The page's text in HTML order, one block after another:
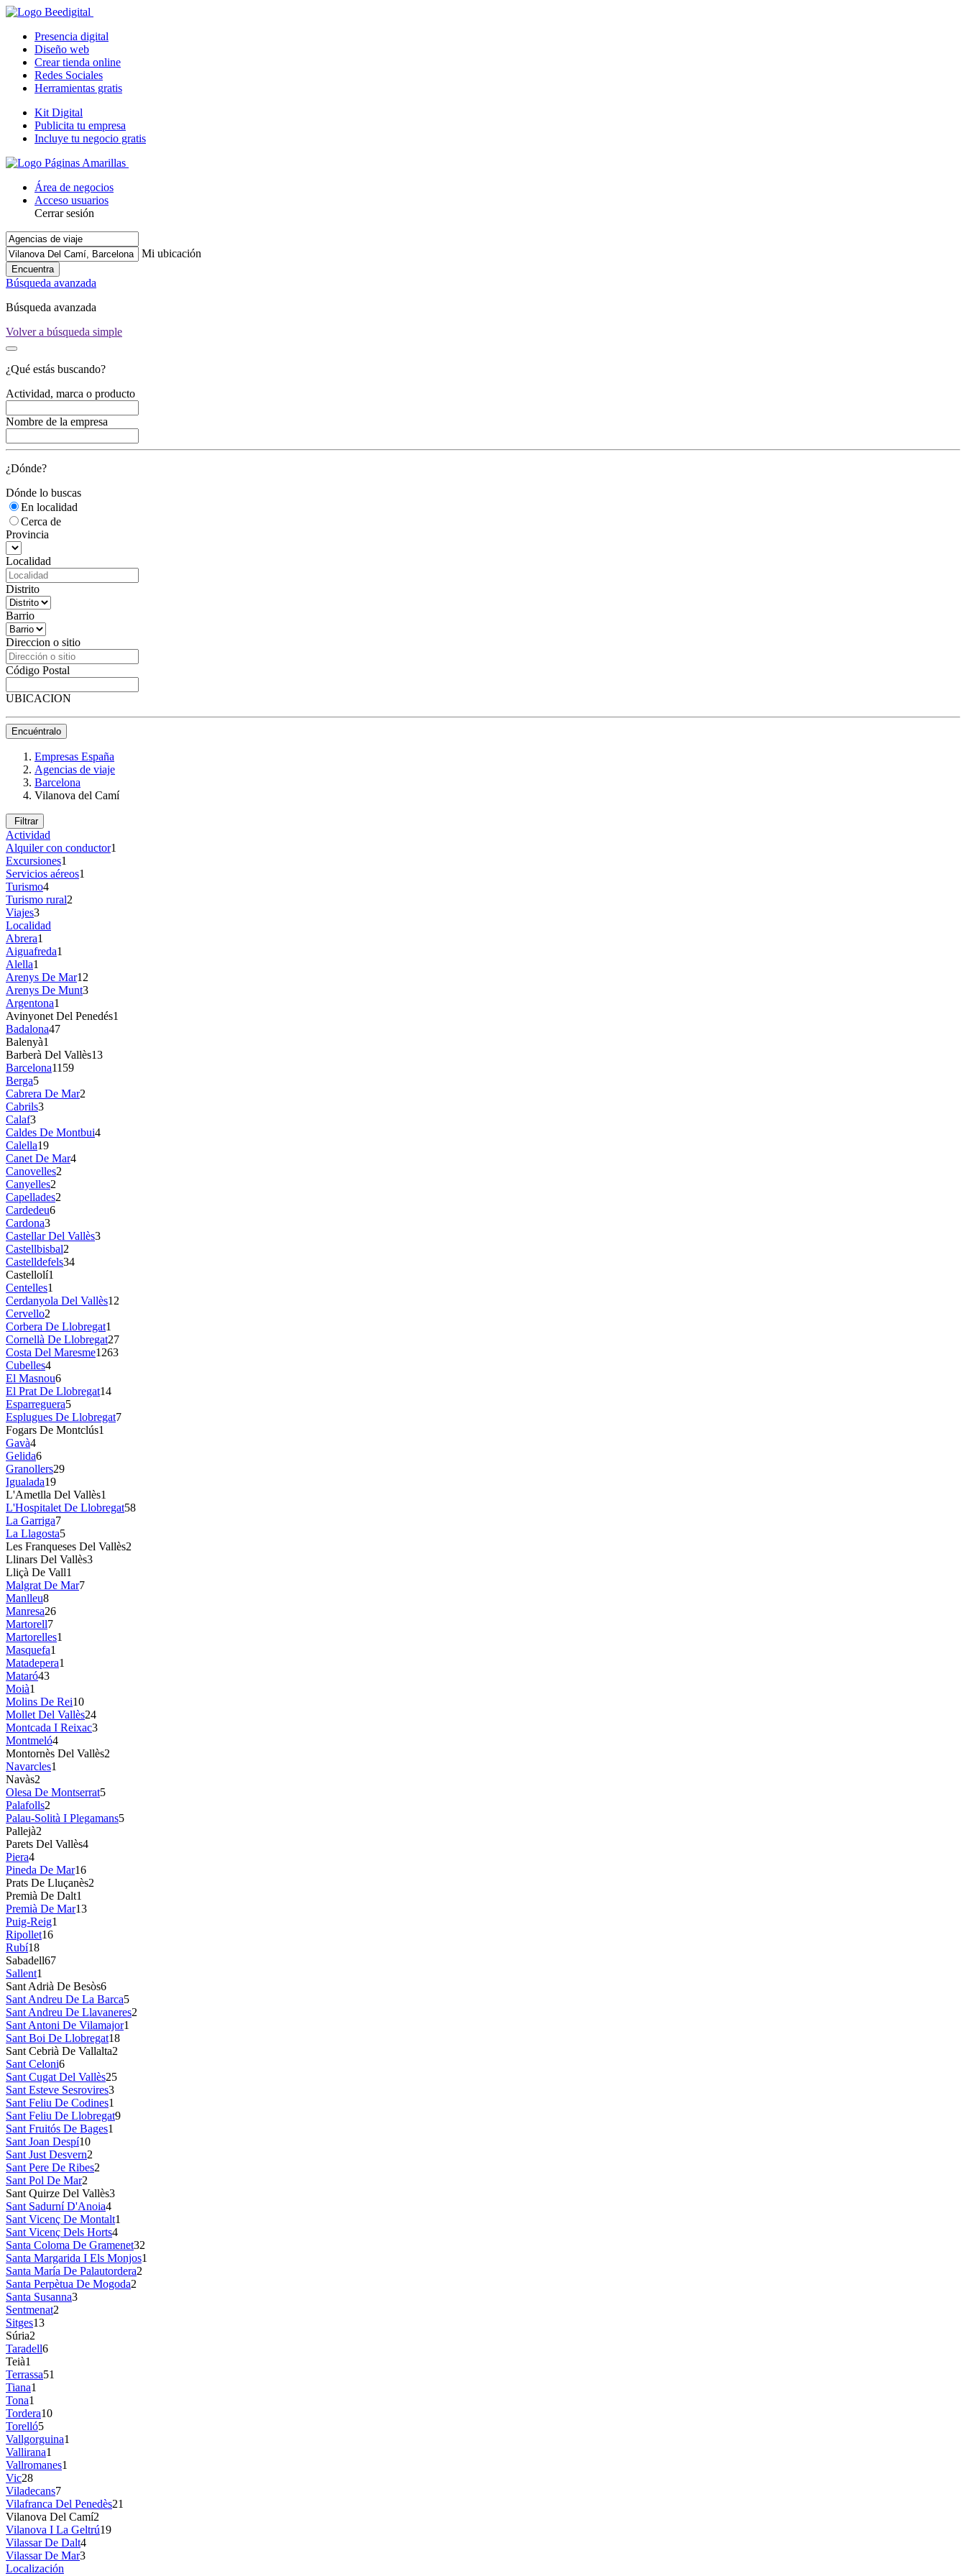
Presencia digital
Diseño web
Crear tienda online
Redes Sociales
Herramientas gratis
Kit Digital
Publicita tu empresa
Incluye tu negocio gratis
Área de negocios
Acceso usuarios
Cerrar sesión
Mi ubicación
Encuentra
Búsqueda avanzada
Búsqueda avanzada
Volver a búsqueda simple
¿Qué estás buscando?
Actividad, marca o producto
Nombre de la empresa
¿Dónde?
Dónde lo buscas
En localidad
Cerca de
Provincia
Localidad
Distrito
Barrio
Direccion o sitio
Código Postal
UBICACION
Encuéntralo
Empresas España
Agencias de viaje
Barcelona
Vilanova del Camí
Filtrar
Actividad
Alquiler con conductor1
Excursiones1
Servicios aéreos1
Turismo4
Turismo rural2
Viajes3
Localidad
Abrera1
Aiguafreda1
Alella1
Arenys De Mar12
Arenys De Munt3
Argentona1
Avinyonet Del Penedés1
Badalona47
Balenyà1
Barberà Del Vallès13
Barcelona1159
Berga5
Cabrera De Mar2
Cabrils3
Calaf3
Caldes De Montbui4
Calella19
Canet De Mar4
Canovelles2
Canyelles2
Capellades2
Cardedeu6
Cardona3
Castellar Del Vallès3
Castellbisbal2
Castelldefels34
Castellolí1
Centelles1
Cerdanyola Del Vallès12
Cervello2
Corbera De Llobregat1
Cornellà De Llobregat27
Costa Del Maresme1263
Cubelles4
El Masnou6
El Prat De Llobregat14
Esparreguera5
Esplugues De Llobregat7
Fogars De Montclús1
Gavà4
Gelida6
Granollers29
Igualada19
L'Ametlla Del Vallès1
L'Hospitalet De Llobregat58
La Garriga7
La Llagosta5
Les Franqueses Del Vallès2
Llinars Del Vallès3
Lliçà De Vall1
Malgrat De Mar7
Manlleu8
Manresa26
Martorell7
Martorelles1
Masquefa1
Matadepera1
Mataró43
Moià1
Molins De Rei10
Mollet Del Vallès24
Montcada I Reixac3
Montmeló4
Montornès Del Vallès2
Navarcles1
Navàs2
Olesa De Montserrat5
Palafolls2
Palau-Solità I Plegamans5
Pallejà2
Parets Del Vallès4
Piera4
Pineda De Mar16
Prats De Lluçanès2
Premià De Dalt1
Premià De Mar13
Puig-Reig1
Ripollet16
Rubí18
Sabadell67
Sallent1
Sant Adrià De Besòs6
Sant Andreu De La Barca5
Sant Andreu De Llavaneres2
Sant Antoni De Vilamajor1
Sant Boi De Llobregat18
Sant Cebrià De Vallalta2
Sant Celoni6
Sant Cugat Del Vallès25
Sant Esteve Sesrovires3
Sant Feliu De Codines1
Sant Feliu De Llobregat9
Sant Fruitós De Bages1
Sant Joan Despí10
Sant Just Desvern2
Sant Pere De Ribes2
Sant Pol De Mar2
Sant Quirze Del Vallès3
Sant Sadurní D'Anoia4
Sant Vicenç De Montalt1
Sant Vicenç Dels Horts4
Santa Coloma De Gramenet32
Santa Margarida I Els Monjos1
Santa María De Palautordera2
Santa Perpètua De Mogoda2
Santa Susanna3
Sentmenat2
Sitges13
Súria2
Taradell6
Teià1
Terrassa51
Tiana1
Tona1
Tordera10
Torelló5
Vallgorguina1
Vallirana1
Vallromanes1
Vic28
Viladecans7
Vilafranca Del Penedès21
Vilanova Del Camí2
Vilanova I La Geltrú19
Vilassar De Dalt4
Vilassar De Mar3
Localización